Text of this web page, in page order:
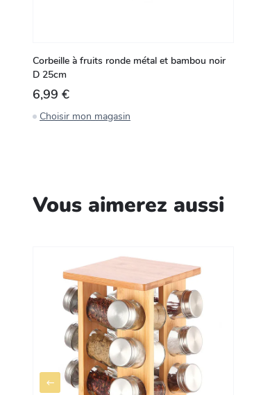
Corbeille à fruits ronde métal et bambou noir
D 25cm
6,99 €
Choisir mon magasin
Vous aimerez aussi